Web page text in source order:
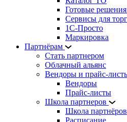
Готовые
Сервисы для
1С-Просто
Маркировка
Партнёрам
Стать партнером
Облачный альянс
Вендоры и прайс-
Вендоры
Прайс-листы
Школа партнеров
Школа партнёров
Расписание